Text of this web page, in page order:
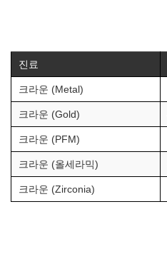
진료
크라운 (Metal)
크라운 (Gold)
크라운 (PFM)
크라운 (올세라믹)
크라운 (Zirconia)